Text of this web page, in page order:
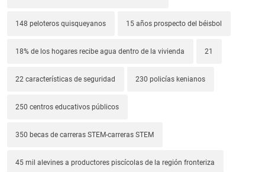
148 peloteros quisqueyanos 15 años prospecto del béisbol
18% de los hogares recibe agua dentro de la vivienda 21
22 características de seguridad 230 policías kenianos
250 centros educativos públicos
350 becas de carreras STEM-carreras STEM
45 mil alevines a productores piscícolas de la región fronteriza